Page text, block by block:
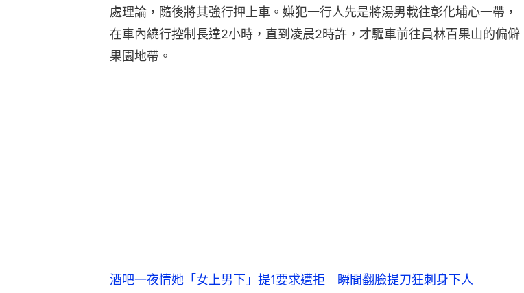
處理論，隨後將其強行押上車。嫌犯一行人先是將湯男載往彰化埔心一帶，
在車內繞行控制長達2小時，直到凌晨2時許，才驅車前往員林百果山的偏僻
果園地帶。
酒吧一夜情她「女上男下」提1要求遭拒 瞬間翻臉提刀狂刺身下人